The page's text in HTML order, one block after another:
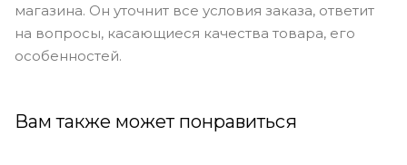
магазина. Он уточнит все условия заказа, ответит
на вопросы, касающиеся качества товара, его
особенностей.
Вам также может понравиться